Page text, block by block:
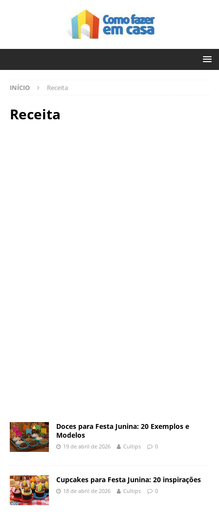
INÍCIO Receita
Receita
Doces para Festa Junina: 20 Exemplos e
Modelos
19 de abril de 2026 Cultips 0
Cupcakes para Festa Junina: 20 inspirações
18 de abril de 2026 Cultips 0